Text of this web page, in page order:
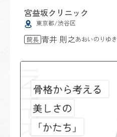
宮益坂クリニック
東京都/渋谷区
院長 青井 則之あおいのりゆき